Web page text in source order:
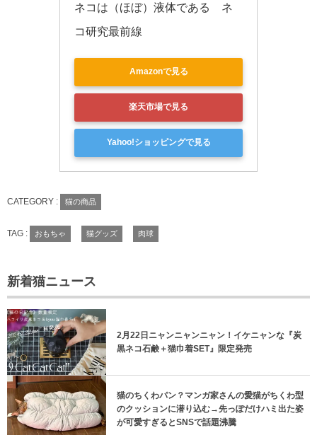
ネコは（ほぼ）液体である　ネ
コ研究最前線
Amazonで見る
楽天市場で見る
Yahoo!ショッピングで見る
CATEGORY : 猫の商品
TAG : おもちゃ 猫グッズ 肉球
新着猫ニュース
2月22日ニャンニャンニャン！イケニャンな『炭
黒ネコ石鹸＋猫巾着SET』限定発売
猫のちくわパン？マンガ家さんの愛猫がちくわ型
のクッションに潜り込む→先っぽだけハミ出た姿
が可愛すぎるとSNSで話題沸騰